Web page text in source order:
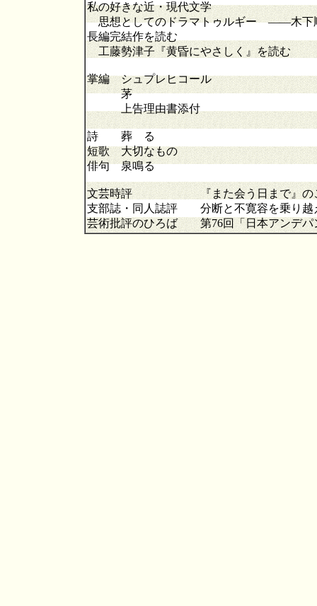
私の好きな近・現代文学
思想としてのドラマトゥルギー ――木下
長編完結作を読む
工藤勢津子『黄昏にやさしく』を読む
掌編 シュプレヒコール
茅
上告理由書添付
詩 葬 る
短歌 大切なもの
俳句 泉鳴る
文芸時評 『また会う日まで』のこ
支部誌・同人誌評 分断と不寛容を乗り越
芸術批評のひろば 第76回「日本アンデパ